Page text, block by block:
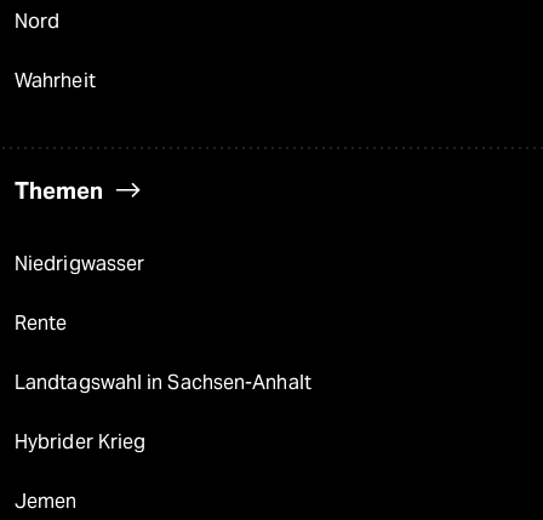
Nord
Wahrheit
Themen
Niedrigwasser
Rente
Landtagswahl in Sachsen-Anhalt
Hybrider Krieg
Jemen